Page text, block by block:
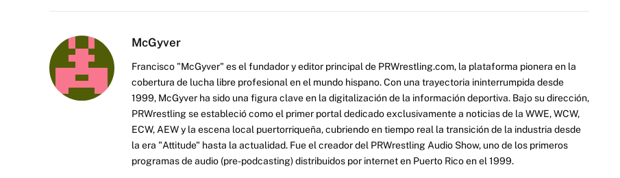
McGyver
Francisco "McGyver" es el fundador y editor principal de PRWrestling.com, la plataforma pionera en la
cobertura de lucha libre profesional en el mundo hispano. Con una trayectoria ininterrumpida desde
1999, McGyver ha sido una figura clave en la digitalización de la información deportiva. Bajo su dirección,
PRWrestling se estableció como el primer portal dedicado exclusivamente a noticias de la WWE, WCW,
ECW, AEW y la escena local puertorriqueña, cubriendo en tiempo real la transición de la industria desde
la era "Attitude" hasta la actualidad. Fue el creador del PRWrestling Audio Show, uno de los primeros
programas de audio (pre-podcasting) distribuidos por internet en Puerto Rico en el 1999.